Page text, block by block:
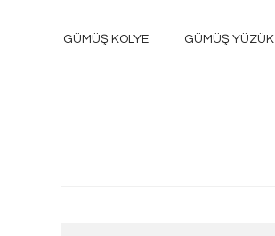
GÜMÜŞ KOLYE GÜMÜŞ YÜZÜK